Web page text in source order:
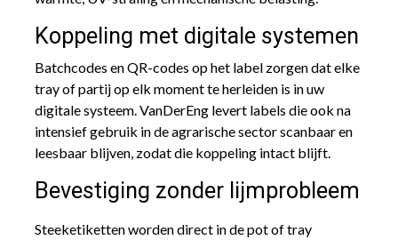
Koppeling met digitale systemen
Batchcodes en QR-codes op het label zorgen dat elke
tray of partij op elk moment te herleiden is in uw
digitale systeem. VanDerEng levert labels die ook na
intensief gebruik in de agrarische sector scanbaar en
leesbaar blijven, zodat die koppeling intact blijft.
Bevestiging zonder lijmprobleem
Steeketiketten worden direct in de pot of tray